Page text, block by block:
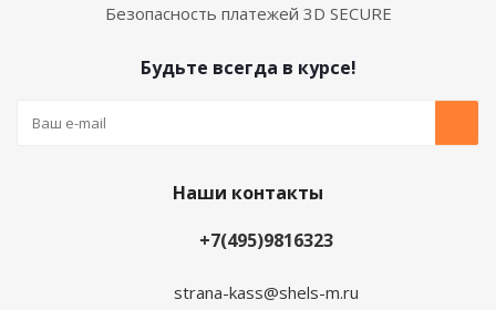
Безопасность платежей 3D SECURE
Будьте всегда в курсе!
Наши контакты
+7(495)9816323
strana-kass@shels-m.ru